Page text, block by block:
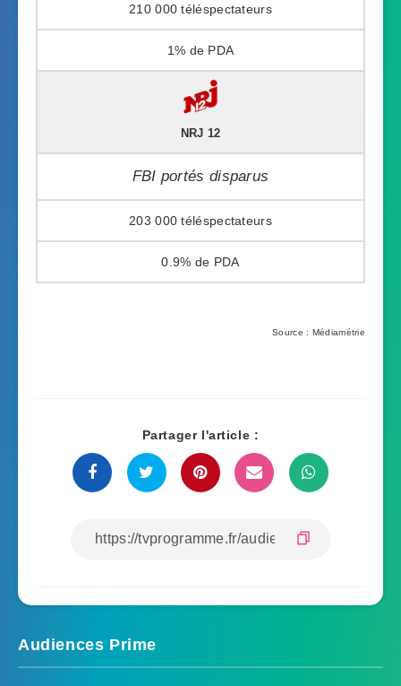
210 000
1%
NRJ 12
FBI portés disparus
203 000
0.9%
Source : Médiamétrie
Partager l'article :
Audiences Prime